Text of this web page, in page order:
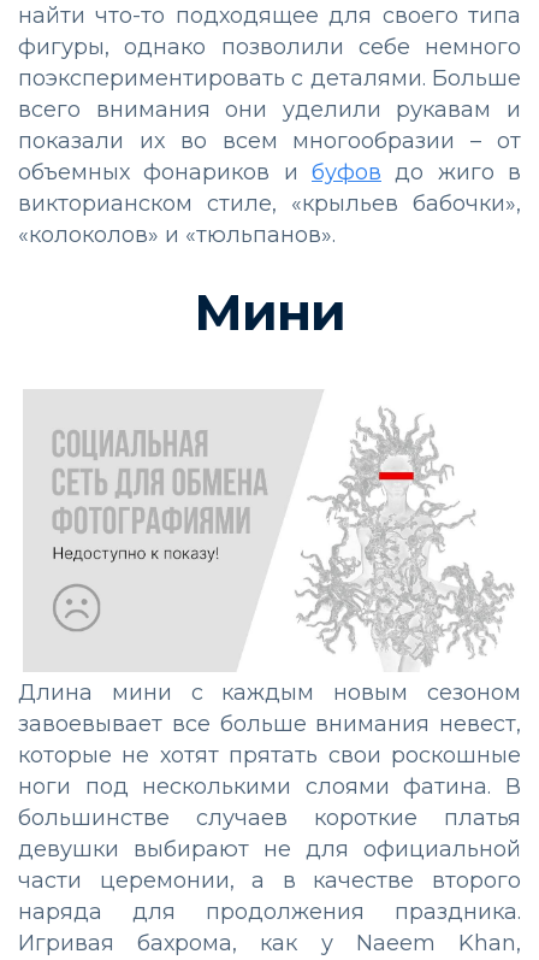
найти что-то подходящее для своего типа
фигуры, однако позволили себе немного
поэкспериментировать с деталями. Больше
всего внимания они уделили рукавам и
показали их во всем многообразии – от
объемных фонариков и буфов до жиго в
викторианском стиле, «крыльев бабочки»,
«колоколов» и «тюльпанов».
Мини
Длина мини с каждым новым сезоном
завоевывает все больше внимания невест,
которые не хотят прятать свои роскошные
ноги под несколькими слоями фатина. В
большинстве случаев короткие платья
девушки выбирают не для официальной
части церемонии, а в качестве второго
наряда для продолжения праздника.
Игривая бахрома, как у Naeem Khan,